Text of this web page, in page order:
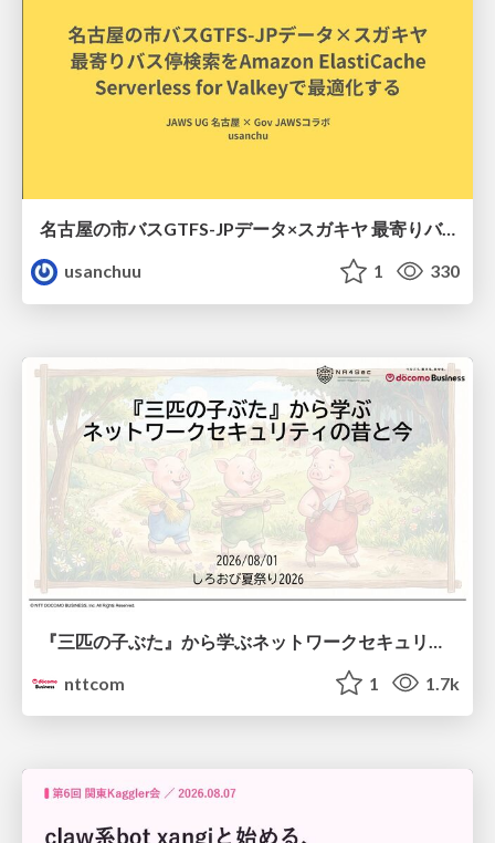
名古屋の市バスGTFS-JPデータ×スガキヤ 最寄りバス停検索をAmazon ElastiCache Serverless for Valkeyで最適化する
usanchuu
1 330
nttcom
1 1.7k